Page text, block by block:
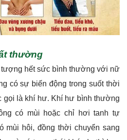
thường
tượng hết sức bình thường với nữ
có sự biến động trong suốt thời
gọi là khí hư. Khí hư bình thường
có mùi hoặc chỉ hơi tanh tự
mùi hôi, đồng thời chuyển sang